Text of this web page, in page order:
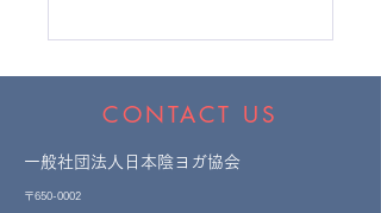
CONTACT US
一般社団法人日本陰ヨガ協会
〒650-0002